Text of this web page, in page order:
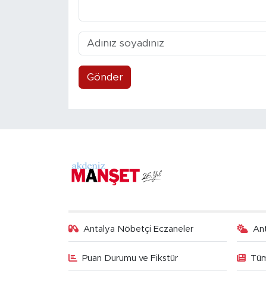
Gönder
Antalya Nöbetçi Eczaneler
Puan Durumu ve Fikstür